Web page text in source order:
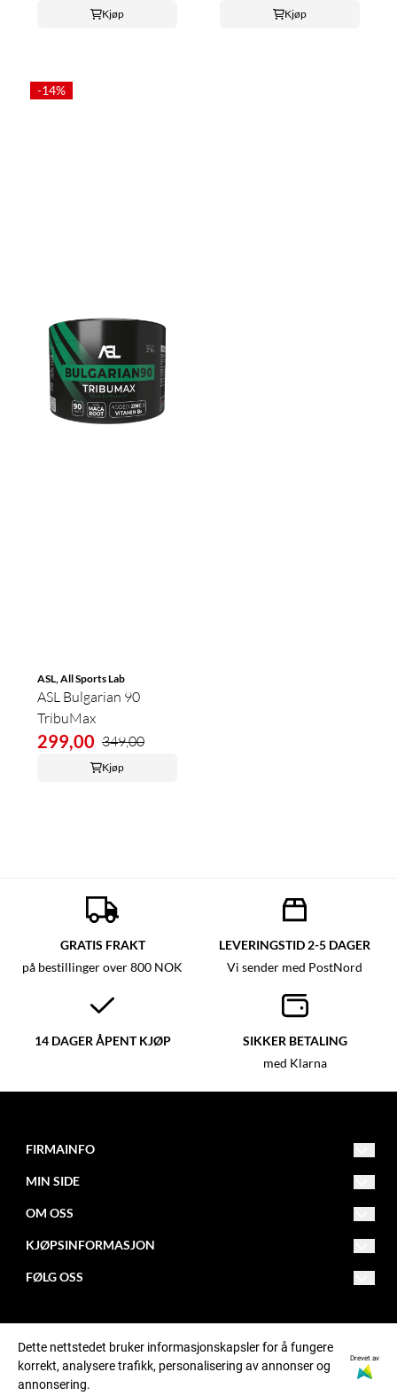
Kjøp Kjøp
-14%
ASL, All Sports Lab
ASL Bulgarian 90
TribuMax
299,00 349,00
Kjøp
GRATIS FRAKT
på bestillinger over 800 NOK
LEVERINGSTID 2-5 DAGER
Vi sender med PostNord
14 DAGER ÅPENT KJØP SIKKER BETALING
med Klarna
FIRMAINFO
post@fitnessfactory.no
Org.nr. 950642041
Fitness Factory
0902 Oslo
MIN SIDE
Opprett konto
Logg inn
OM OSS
Om oss
Butikk
Kontakt oss
Bonusprogram
Sponsing
KJØPSINFORMASJON
Levering
Betaling
Kjøpsbetingelser
FØLG OSS
Instagram
Dette nettstedet bruker informasjonskapsler for å fungere
korrekt, analysere trafikk, personalisering av annonser og
annonsering.
Drevet av